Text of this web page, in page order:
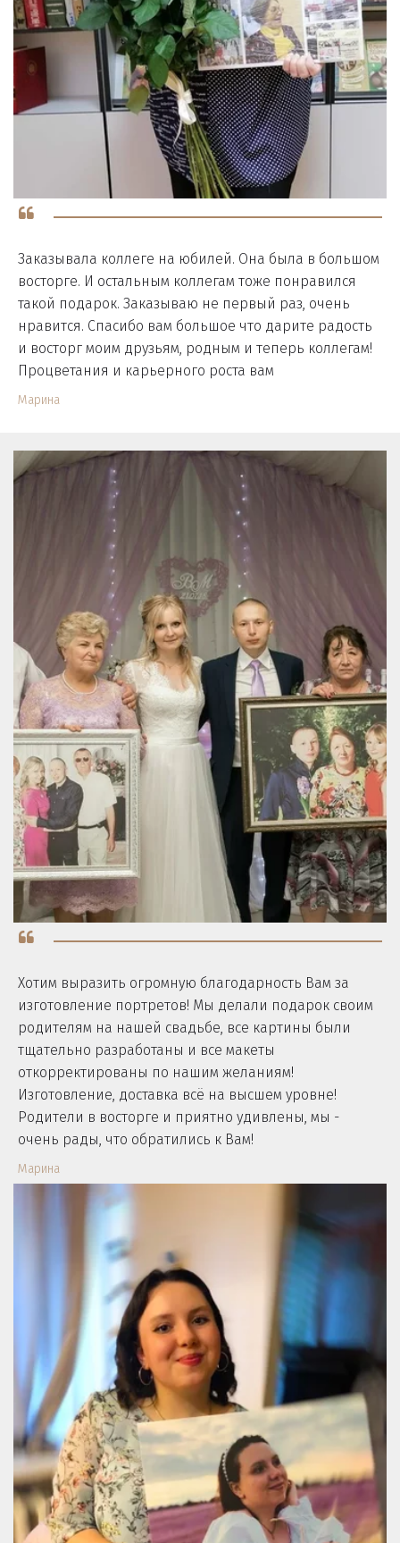
Заказывала коллеге на юбилей. Она была в большом
восторге. И остальным коллегам тоже понравился
такой подарок. Заказываю не первый раз, очень
нравится. Спасибо вам большое что дарите радость
и восторг моим друзьям, родным и теперь коллегам!
Процветания и карьерного роста вам
Марина
Хотим выразить огромную благодарность Вам за
изготовление портретов! Мы делали подарок своим
родителям на нашей свадьбе, все картины были
тщательно разработаны и все макеты
откорректированы по нашим желаниям!
Изготовление, доставка всё на высшем уровне!
Родители в восторге и приятно удивлены, мы -
очень рады, что обратились к Вам!
Марина